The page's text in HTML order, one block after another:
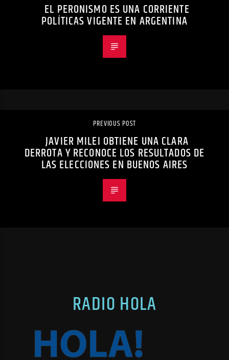
EL PERONISMO ES UNA CORRIENTE
POLÍTICAS VIGENTE EN ARGENTINA
PREVIOUS POST
JAVIER MILEI OBTIENE UNA CLARA
DERROTA Y RECONOCE LOS RESULTADOS DE
LAS ELECCIONES EN BUENOS AIRES
RADIO HOLA